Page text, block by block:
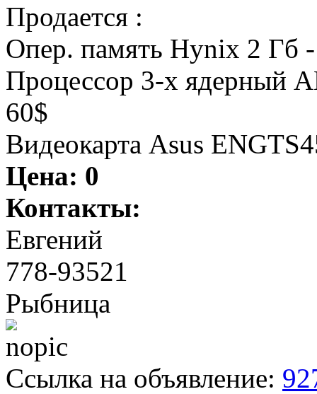
Продается :
Опер. память Hynix 2 Гб
Процессор 3-х ядерный
60$
Видеокарта Asus
Цена: 0
Контакты:
Евгений
778-93521
Рыбница
Ссылка на объявление: